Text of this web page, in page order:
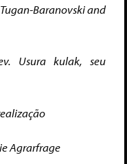
Baranovski and
Usura kulak, seu
Agrarfrage